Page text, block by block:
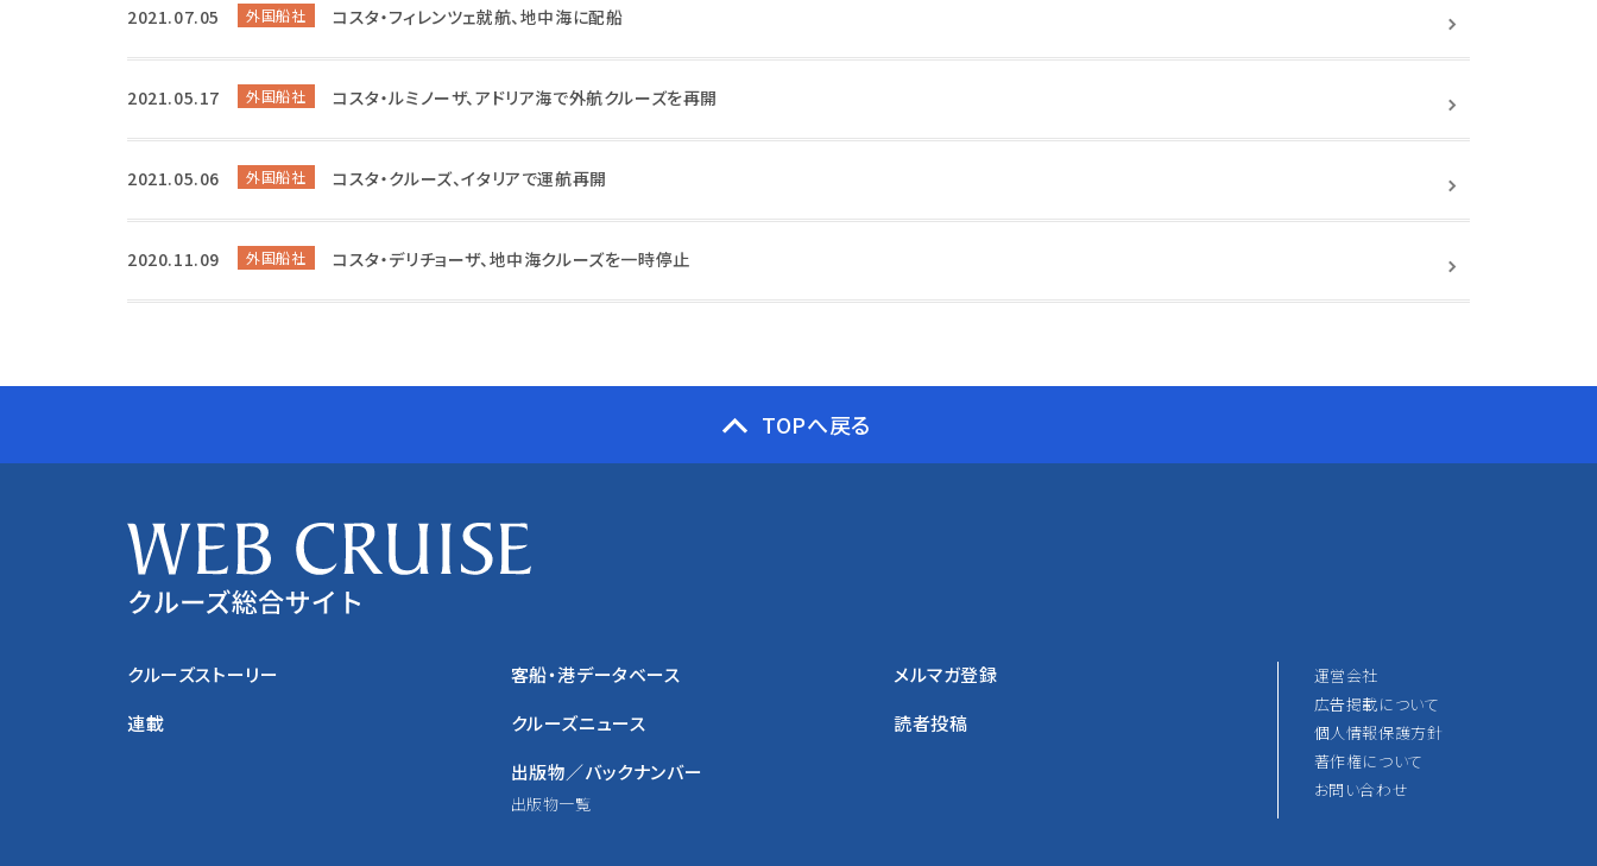
2021.07.05 外国船社 コスタ・フィレンツェ就航、地中海に配船
2021.05.17 外国船社 コスタ・ルミノーザ、アドリア海で外航クルーズを再開
2021.05.06 外国船社 コスタ・クルーズ、イタリアで運航再開
2020.11.09 外国船社 コスタ・デリチョーザ、地中海クルーズを一時停止
TOPへ戻る
クルーズストーリー
連載
客船・港データベース
クルーズニュース
出版物／バックナンバー
出版物一覧
メルマガ登録
読者投稿
運営会社
広告掲載について
個人情報保護方針
著作権について
お問い合わせ